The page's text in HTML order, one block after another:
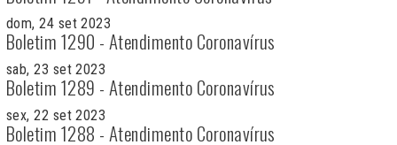
dom, 24 set 2023
Boletim 1290 - Atendimento Coronavírus
sab, 23 set 2023
Boletim 1289 - Atendimento Coronavírus
sex, 22 set 2023
Boletim 1288 - Atendimento Coronavírus